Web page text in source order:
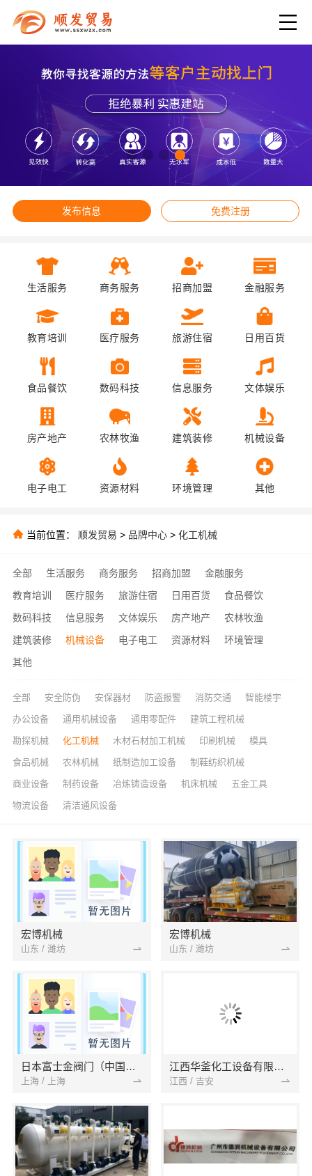
发布信息 免费注册
生活服务 商务服务 招商加盟 金融服务
教育培训 医疗服务 旅游住宿 日用百货
食品餐饮 数码科技 信息服务 文体娱乐
房产地产 农林牧渔 建筑装修 机械设备
电子电工 资源材料 环境管理 其他
当前位置： 顺发贸易 > 品牌中心 > 化工机械
全部 生活服务 商务服务 招商加盟
金融服务
教育培训
医疗服务 旅游住宿 日用百货
食品餐饮
数码科技
信息服务 文体娱乐 房产地产
农林牧渔
建筑装修
机械设备 电子电工 资源材料
环境管理
其他
全部 安全防伪 安保器材 防盗报警 消防交通 智能楼宇
办公设备 通用机械设备 通用零配件 建筑工程机械
勘探机械 化工机械 木材石材加工机械 印刷机械 模具
食品机械 农林机械 纸制造加工设备 制鞋纺织机械
商业设备 制药设备 冶炼铸造设备 机床机械 五金工具
物流设备 清洁通风设备
宏博机械
山东 / 潍坊
宏博机械
山东 / 潍坊
日本富士金阀门（中国）有限公司
上海 / 上海
江西华釜化工设备有限公司
江西 / 吉安